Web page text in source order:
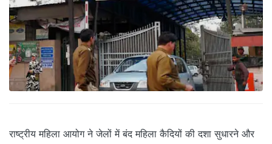
राष्ट्रीय महिला आयोग ने जेलों में बंद महिला कैदियों की दशा सुधारने और